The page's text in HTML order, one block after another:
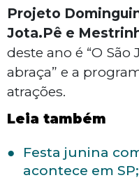
Projeto
Jota.Pê e
deste ano é “O
abraça” e a
atrações.
Leia também
Festa junina
acontece em